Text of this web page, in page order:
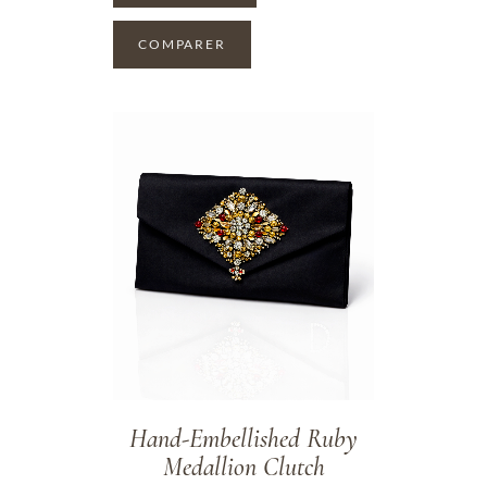
COMPARER
Hand-Embellished Ruby
Medallion Clutch